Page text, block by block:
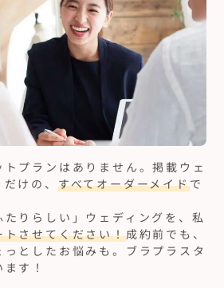
トプランはありません。掲載ウェ
けの、 すべてオーダーメイドで
りらしい」ウェディングを、私
トさせてください！成約前でも、
としたお悩みも。ブラプラスタ
す！